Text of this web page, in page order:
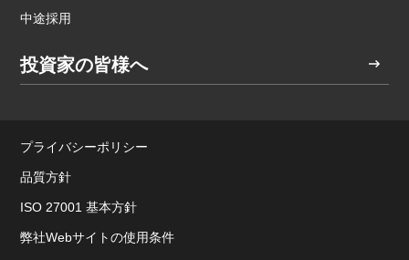
中途採用
投資家の皆様へ
プライバシーポリシー
品質方針
ISO 27001 基本方針
弊社Webサイトの使用条件